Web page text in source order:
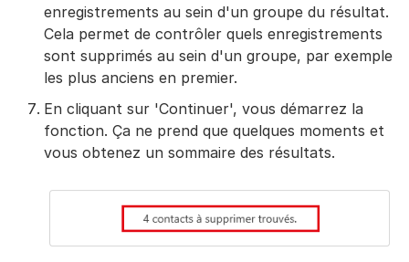
enregistrements au sein d'un groupe du résultat.
Cela permet de contrôler quels enregistrements
sont supprimés au sein d'un groupe, par exemple
les plus anciens en premier.
En cliquant sur 'Continuer', vous démarrez la
fonction. Ça ne prend que quelques moments et
vous obtenez un sommaire des résultats.